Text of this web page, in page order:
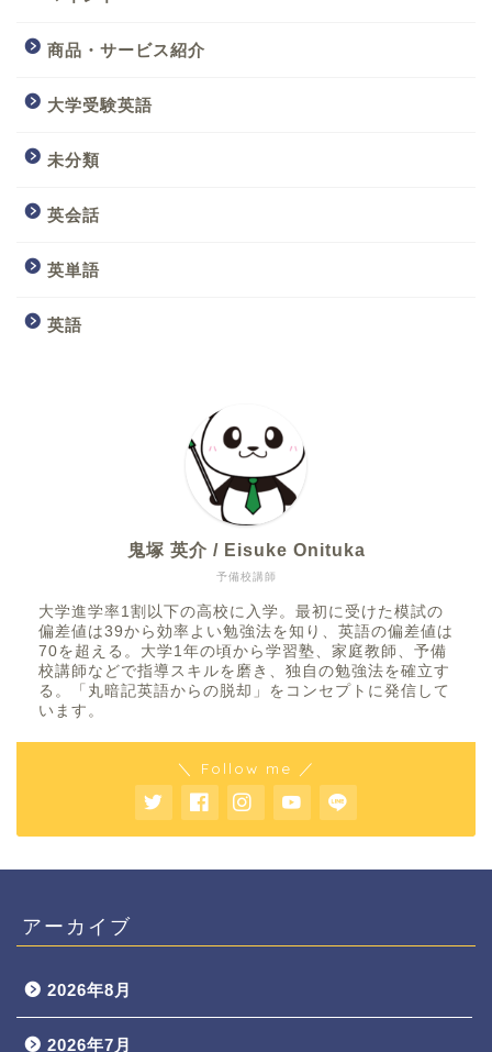
商品・サービス紹介
大学受験英語
未分類
英会話
英単語
英語
予備校講師
鬼塚 英介 / Eisuke Onituka
大学進学率1割以下の高校に入学。最初に受けた模試の
偏差値は39から効率よい勉強法を知り、英語の偏差値は
70を超える。大学1年の頃から学習塾、家庭教師、予備
校講師などで指導スキルを磨き、独自の勉強法を確立す
る。「丸暗記英語からの脱却」をコンセプトに発信して
います。
＼ Follow me ／
アーカイブ
2026年8月
2026年7月